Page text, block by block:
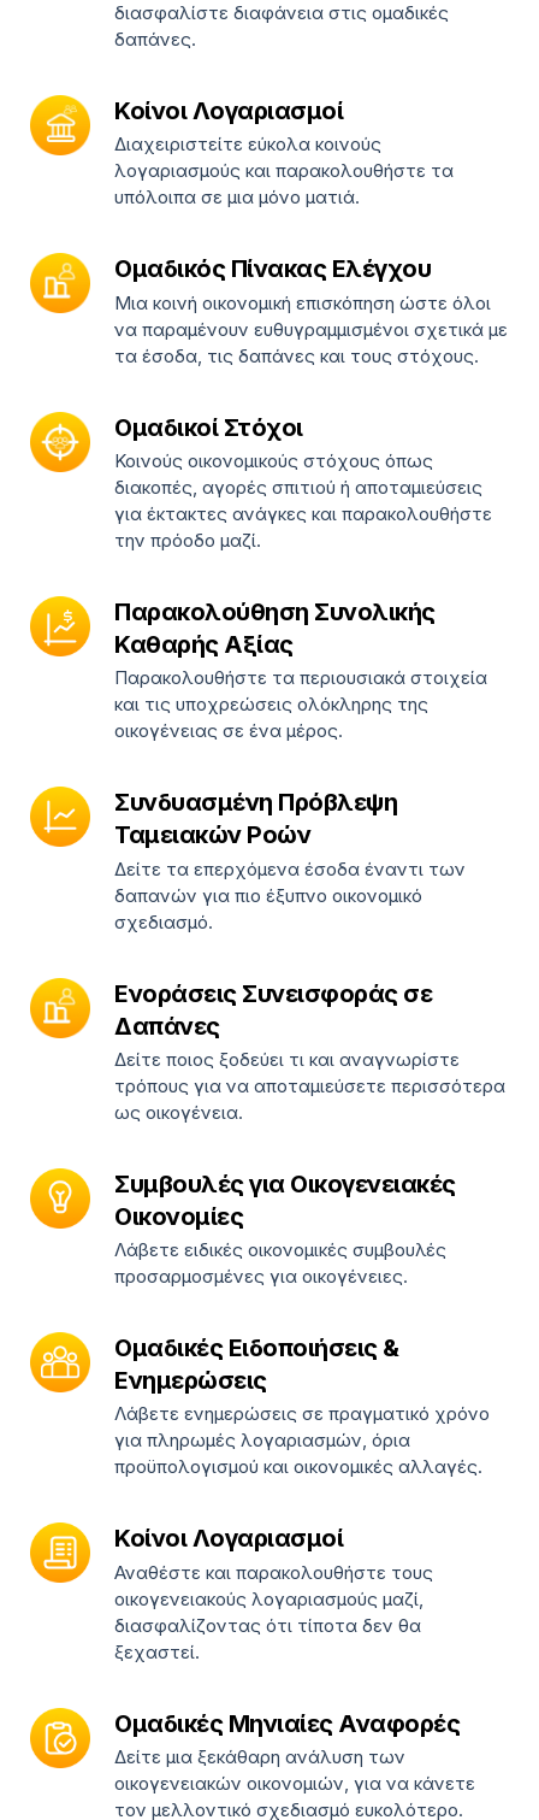
διασφαλίστε διαφάνεια στις ομαδικές
δαπάνες.
Κοίνοι Λογαριασμοί
Διαχειριστείτε εύκολα κοινούς
λογαριασμούς και παρακολουθήστε τα
υπόλοιπα σε μια μόνο ματιά.
Ομαδικός Πίνακας Ελέγχου
Μια κοινή οικονομική επισκόπηση ώστε όλοι
να παραμένουν ευθυγραμμισμένοι σχετικά με
τα έσοδα, τις δαπάνες και τους στόχους.
Ομαδικοί Στόχοι
Κοινούς οικονομικούς στόχους όπως
διακοπές, αγορές σπιτιού ή αποταμιεύσεις
για έκτακτες ανάγκες και παρακολουθήστε
την πρόοδο μαζί.
Παρακολούθηση Συνολικής
Καθαρής Αξίας
Παρακολουθήστε τα περιουσιακά στοιχεία
και τις υποχρεώσεις ολόκληρης της
οικογένειας σε ένα μέρος.
Συνδυασμένη Πρόβλεψη
Ταμειακών Ροών
Δείτε τα επερχόμενα έσοδα έναντι των
δαπανών για πιο έξυπνο οικονομικό
σχεδιασμό.
Ενοράσεις Συνεισφοράς σε
Δαπάνες
Δείτε ποιος ξοδεύει τι και αναγνωρίστε
τρόπους για να αποταμιεύσετε περισσότερα
ως οικογένεια.
Συμβουλές για Οικογενειακές
Οικονομίες
Λάβετε ειδικές οικονομικές συμβουλές
προσαρμοσμένες για οικογένειες.
Ομαδικές Ειδοποιήσεις &
Ενημερώσεις
Λάβετε ενημερώσεις σε πραγματικό χρόνο
για πληρωμές λογαριασμών, όρια
προϋπολογισμού και οικονομικές αλλαγές.
Κοίνοι Λογαριασμοί
Αναθέστε και παρακολουθήστε τους
οικογενειακούς λογαριασμούς μαζί,
διασφαλίζοντας ότι τίποτα δεν θα
ξεχαστεί.
Ομαδικές Μηνιαίες Αναφορές
Δείτε μια ξεκάθαρη ανάλυση των
οικογενειακών οικονομιών, για να κάνετε
τον μελλοντικό σχεδιασμό ευκολότερο.